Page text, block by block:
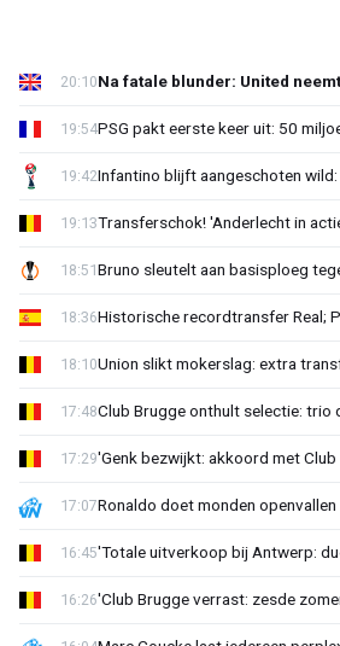
Na fatale blunder: United
20:10
PSG pakt eerste keer uit: 50
19:54
Infantino blijft aangeschoten
19:42
Transferschok! 'Anderlecht in
19:13
Bruno sleutelt aan basisploeg
18:51
Historische recordtransfer Real;
18:36
Union slikt mokerslag: extra
18:10
Club Brugge onthult selectie: trio
17:48
'Genk bezwijkt: akkoord met Club
17:29
Ronaldo doet monden
17:07
'Totale uitverkoop bij Antwerp:
16:45
'Club Brugge verrast: zesde
16:26